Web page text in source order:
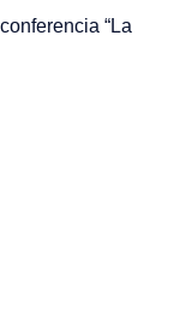
“La